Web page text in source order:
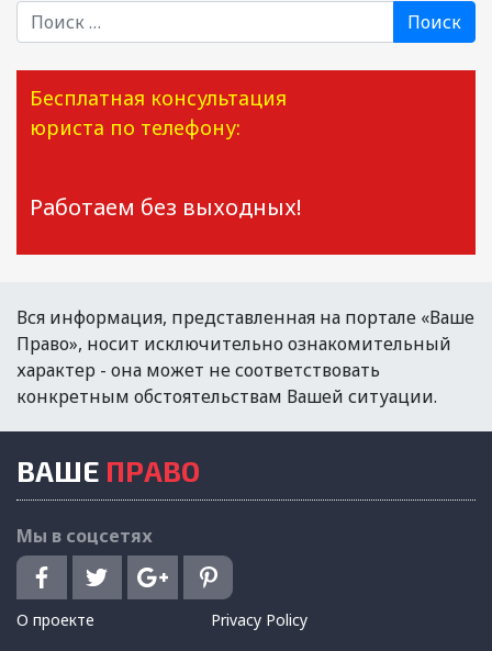
Поиск
Бесплатная консультация
юриста по телефону:
Работаем без выходных!
Вся информация, представленная на портале «Ваше
Право», носит исключительно ознакомительный
характер - она может не соответствовать
конкретным обстоятельствам Вашей ситуации.
ВАШЕ ПРАВО
Мы в соцсетях
О проекте
Privacy Policy